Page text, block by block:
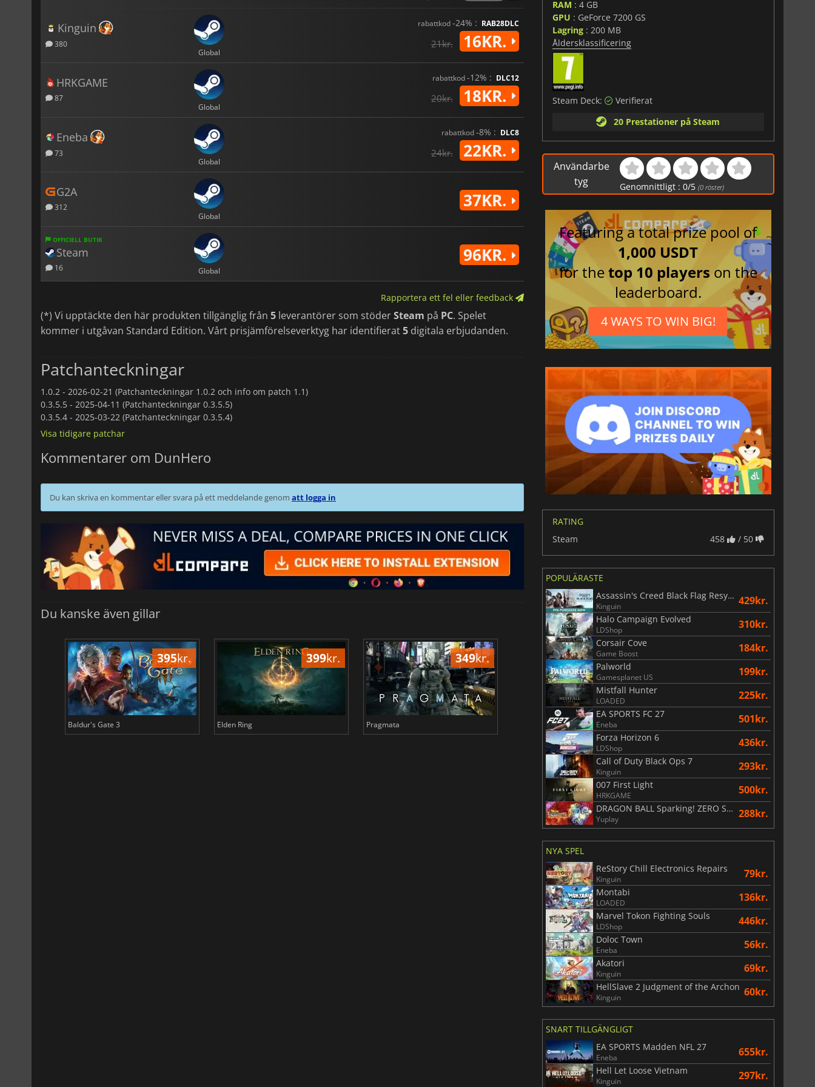
Kinguin
380
Global
rabattkod-24% : RAB28DLC
21kr. 16KR.
HRKGAME
87
Global
rabattkod-12% : DLC12
20kr. 18KR.
Eneba
73
Global
rabattkod-8% : DLC8
24kr. 22KR.
G2A
312
Global
37KR.
OFFICIELL BUTIK
Steam
16 Global
96KR.
Rapportera ett fel eller feedback
(*) Vi upptäckte den här produkten tillgänglig från 5 leverantörer som stöderSteam på PC. Spelet
kommer i utgåvan Standard Edition. Vårt prisjämförelseverktyg har identifierat5 digitala erbjudanden.
Patchanteckningar
1.0.2 - 2026-02-21 (Patchanteckningar 1.0.2 och info om patch 1.1)
0.3.5.5 - 2025-04-11 (Patchanteckningar 0.3.5.5)
0.3.5.4 - 2025-03-22 (Patchanteckningar 0.3.5.4)
Visa tidigare patchar
Kommentarer om DunHero
Du kan skriva en kommentar eller svara på ett meddelande genom att logga in
Du kanske även gillar
395kr.
Baldur's Gate 3
399kr.
Elden Ring
349kr.
Pragmata
74kr.
Total War WARHAMMER 3
169
RAM : 4 GB
GPU : GeForce 7200 GS
Lagring: 200 MB
Åldersklassificering
Steam Deck:
Verifierat
20 Prestationer på Steam
Användarbe
tyg
Genomnittligt :0/5 (0 röster)
Featuring a total prize pool of
1,000 USDT
for thetop 10 players on the
leaderboard.
4 WAYS TO WIN BIG!
RATING
Steam
458 / 50
POPULÄRASTE
Assassin's Creed Black Flag Resynced
Kinguin 429kr.
Halo Campaign Evolved
LDShop 310kr.
Corsair Cove
Game Boost 184kr.
Palworld
Gamesplanet US 199kr.
Mistfall Hunter
LOADED 225kr.
EA SPORTS FC 27
Eneba 501kr.
Forza Horizon 6
LDShop 436kr.
Call of Duty Black Ops 7
Kinguin 293kr.
007 First Light
HRKGAME 500kr.
DRAGON BALL Sparking! ZERO Super Limit Breaking NEO
Yuplay 288kr.
NYA SPEL
ReStory Chill Electronics Repairs
Kinguin 79kr.
Montabi
LOADED 136kr.
Marvel Tokon Fighting Souls
LDShop 446kr.
Doloc Town
Eneba 56kr.
Akatori
Kinguin 69kr.
HellSlave 2 Judgment of the Archon
Kinguin 60kr.
SNART TILLGÄNGLIGT
EA SPORTS Madden NFL 27
Eneba 655kr.
Hell Let Loose Vietnam
Kinguin 297kr.